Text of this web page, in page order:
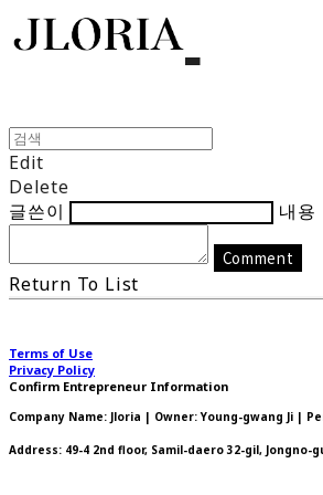
Edit
Delete
글쓴이
내용
Comment
Return To List
Terms of Use
Privacy Policy
Confirm Entrepreneur Information
Company Name: Jloria | Owner: Young-gwang Ji |
Address: 49-4 2nd floor, Samil-daero 32-gil,